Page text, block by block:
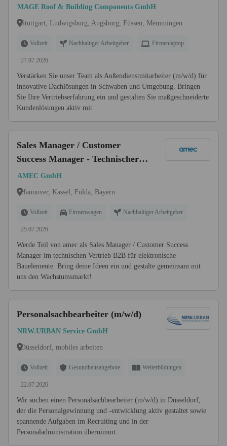
Bayern, Stuttgart, Mittlerer
Neckar
MAGE Roof & Building Components GmbH
Stuttgart, Ludwigsburg, Augsburg, Füssen, Memmingen
Vollzeit Nachhaltiger Arbeitgeber Firmenlaptop
27.07.2026
Verstärken Sie unser Team als Außendienstmitarbeiter (m/w/d) für
innovative Dachlösungen in Schwaben und Umgebung. Bringen
Sie Ihre Vertriebserfahrung ein und gestalten Sie maßgeschneiderte
Kundenlösungen aktiv mit.
Sales Manager / Customer
Success Manager - Technischer
Vertrieb B2B, elektronische
Bauelemente (m/w/d)
AMEC GmbH
Hannover, Kassel, Fulda, Bayern
Vollzeit Firmenwagen Nachhaltiger Arbeitgeber
25.07.2026
Werde Teil von amec als Sales Manager / Customer Success
Manager im technischen Vertrieb B2B für elektronische
Bauelemente. Bring deine Ideen ein und gestalte gemeinsam mit
uns den Wachstumsmarkt!
Personalsachbearbeiter (m/w/d)
NRW.URBAN Service GmbH
Düsseldorf, mobiles arbeiten
Vollzeit Gesundheitsangebote Weiterbildungen
22.07.2026
Wir suchen einen Personalsachbearbeiter (m/w/d) in Düsseldorf,
der die Personalgewinnung und -entwicklung aktiv gestaltet sowie
spannende Aufgaben im Recruiting und in der
Personaladministration übernimmt.